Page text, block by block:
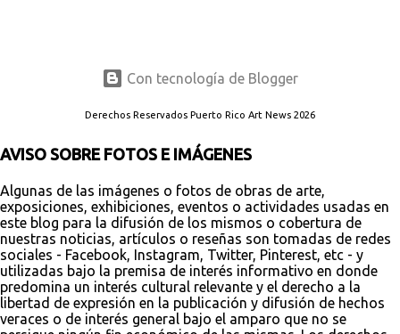
Con tecnología de Blogger
Derechos Reservados Puerto Rico Art News 2026
AVISO SOBRE FOTOS E IMÁGENES
Algunas de las imágenes o fotos de obras de arte,
exposiciones, exhibiciones, eventos o actividades usadas en
este blog para la difusión de los mismos o cobertura de
nuestras noticias, artículos o reseñas son tomadas de redes
sociales - Facebook, Instagram, Twitter, Pinterest, etc - y
utilizadas bajo la premisa de interés informativo en donde
predomina un interés cultural relevante y el derecho a la
libertad de expresión en la publicación y difusión de hechos
veraces o de interés general bajo el amparo que no se